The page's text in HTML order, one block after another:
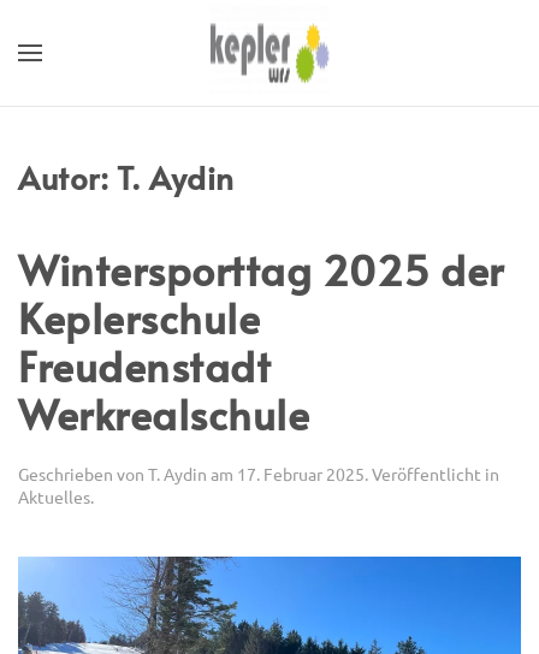
Autor:T. Aydin
Wintersporttag 2025 der
Keplerschule
Freudenstadt
Werkrealschule
Geschrieben von T. Aydin am 17. Februar 2025. Veröffentlicht in
Aktuelles.